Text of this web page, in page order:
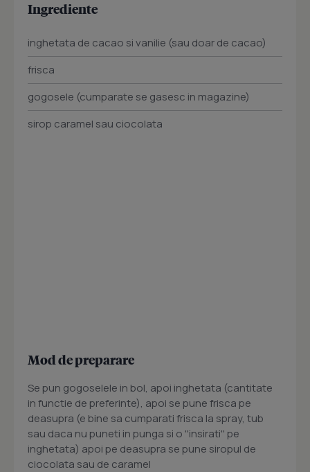
Ingrediente
inghetata de cacao si vanilie (sau doar de cacao)
frisca
gogosele (cumparate se gasesc in magazine)
sirop caramel sau ciocolata
Mod de preparare
Se pun gogoselele in bol, apoi inghetata (cantitate
in functie de preferinte), apoi se pune frisca pe
deasupra (e bine sa cumparati frisca la spray, tub
sau daca nu puneti in punga si o ''insirati'' pe
inghetata) apoi pe deasupra se pune siropul de
ciocolata sau de caramel